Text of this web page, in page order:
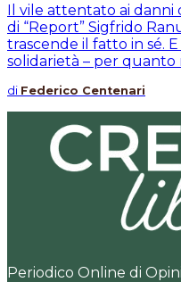
Il vile attentato ai
di “Report” Sigfrido
trascende il fatto in sé.
solidarietà – per quanto
di Federico Centenari
Periodico Online di